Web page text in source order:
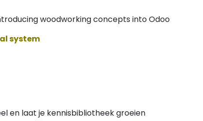
woodworking concepts into Odoo
system
en laat je kennisbibliotheek groeien